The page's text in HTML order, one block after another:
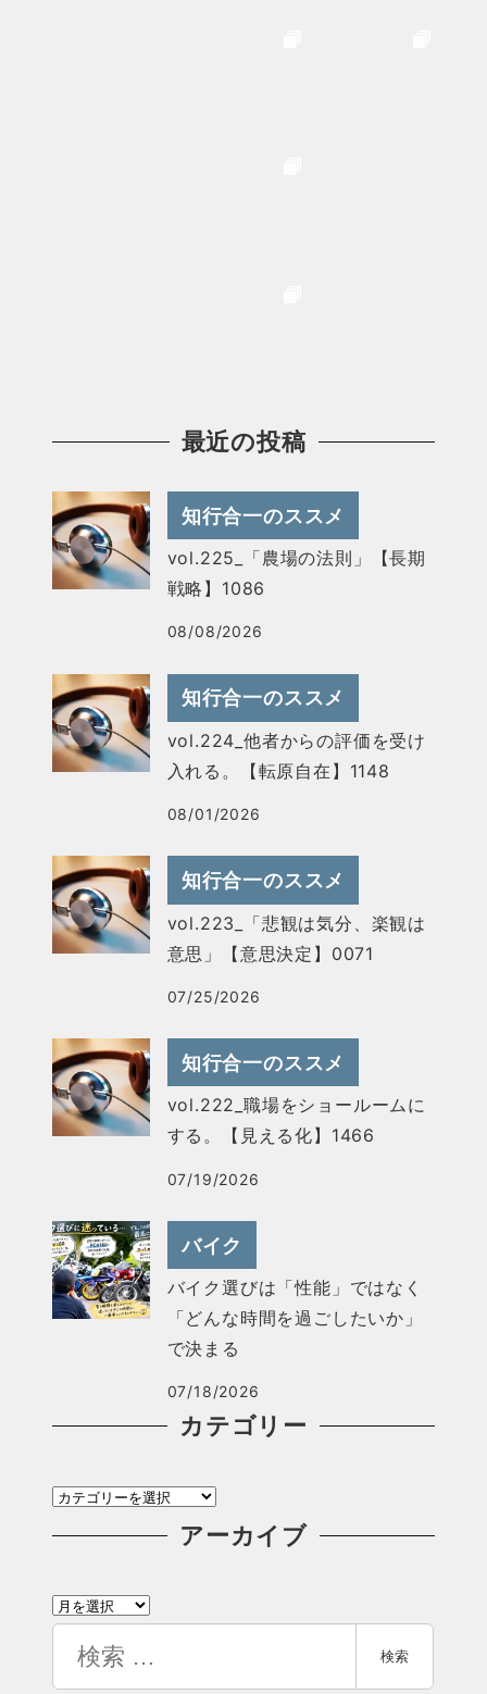
最近の投稿
知行合一のススメ
vol.225_「農場の法則」【長期
戦略】1086
08/08/2026
知行合一のススメ
vol.224_他者からの評価を受け
入れる。【転原自在】1148
08/01/2026
知行合一のススメ
vol.223_「悲観は気分、楽観は
意思」【意思決定】0071
07/25/2026
知行合一のススメ
vol.222_職場をショールームに
する。【見える化】1466
07/19/2026
バイク
バイク選びは「性能」ではなく
「どんな時間を過ごしたいか」
で決まる
07/18/2026
カテゴリー
カ
テ
リ
アーカイブ
ア
カ
索
検索